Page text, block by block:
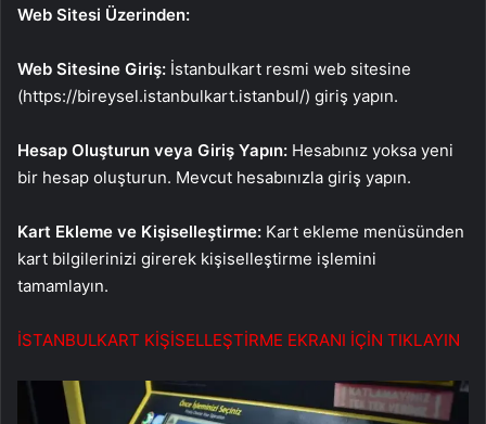
Web Sitesi Üzerinden:
Web Sitesine Giriş: İstanbulkart resmi web sitesine
(https://bireysel.istanbulkart.istanbul/) giriş yapın.
Hesap Oluşturun veya Giriş Yapın: Hesabınız yoksa yeni
bir hesap oluşturun. Mevcut hesabınızla giriş yapın.
Kart Ekleme ve Kişiselleştirme: Kart ekleme menüsünden
kart bilgilerinizi girerek kişiselleştirme işlemini
tamamlayın.
İSTANBULKART KİŞİSELLEŞTİRME EKRANI İÇİN TIKLAYIN